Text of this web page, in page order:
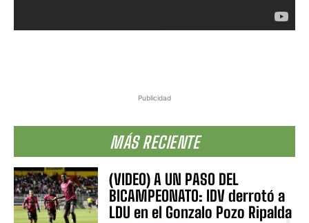
Publicidad
MÁS RECIENTE
(VIDEO) A UN PASO DEL
BICAMPEONATO: IDV derrotó a
LDU en el Gonzalo Pozo Ripalda